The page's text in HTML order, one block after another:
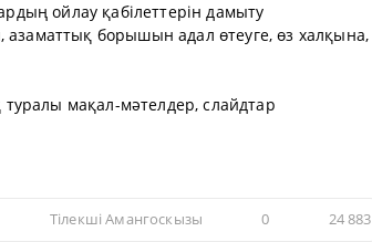
ойлау қабілеттерін дамыту
борышын адал өтеуге, өз халқына,
туралы мақал-мәтелдер, слайдтар
Тiлекшi Амангоскызы 0 24 883